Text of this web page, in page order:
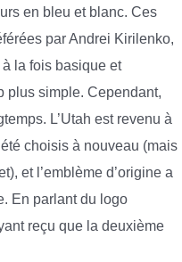
en bleu et blanc. Ces
par Andrei Kirilenko,
la fois basique et
plus simple. Cependant,
L’Utah est revenu à
choisis à nouveau (mais
et l’emblème d’origine a
En parlant du logo
reçu que la deuxième